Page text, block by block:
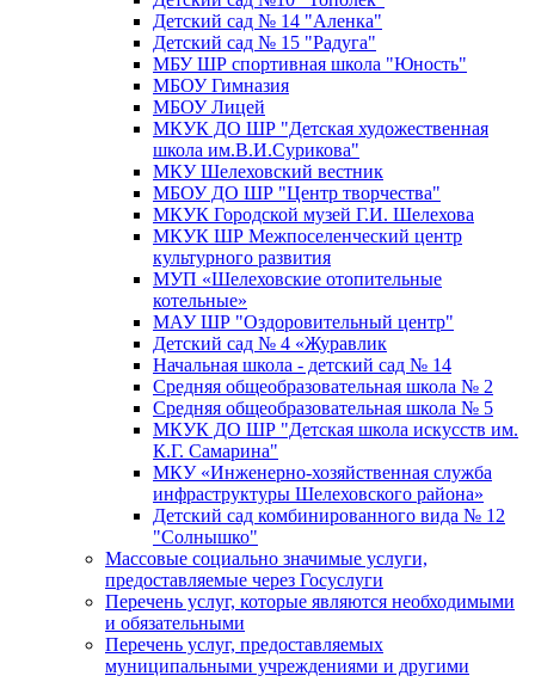
Детский сад № 14 "Аленка"
Детский сад № 15 "Радуга"
МБУ ШР спортивная школа "Юность"
МБОУ Гимназия
МБОУ Лицей
МКУК ДО ШР "Детская художественная
школа им.В.И.Сурикова"
МКУ Шелеховский вестник
МБОУ ДО ШР "Центр творчества"
МКУК Городской музей Г.И. Шелехова
МКУК ШР Межпоселенческий центр
культурного развития
МУП «Шелеховские отопительные
котельные»
МАУ ШР "Оздоровительный центр"
Детский сад № 4 «Журавлик
Начальная школа - детский сад № 14
Средняя общеобразовательная школа № 2
Средняя общеобразовательная школа № 5
МКУК ДО ШР "Детская школа искусств им.
К.Г. Самарина"
МКУ «Инженерно-хозяйственная служба
инфраструктуры Шелеховского района»
Детский сад комбинированного вида № 12
"Солнышко"
Массовые социально значимые услуги,
предоставляемые через Госуслуги
Перечень услуг, которые являются необходимыми
и обязательными
Перечень услуг, предоставляемых
муниципальными учреждениями и другими